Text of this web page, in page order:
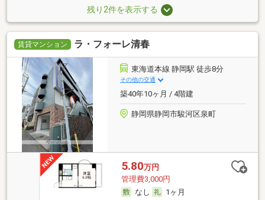
残り2件を表示する
賃貸マンション ラ・フォーレ清春
東海道本線 静岡駅 徒歩8分
その他の交通
築40年10ヶ月 / 4階建
静岡県静岡市駿河区泉町
5.80万円
管理費3,000円
なし
1ヶ月